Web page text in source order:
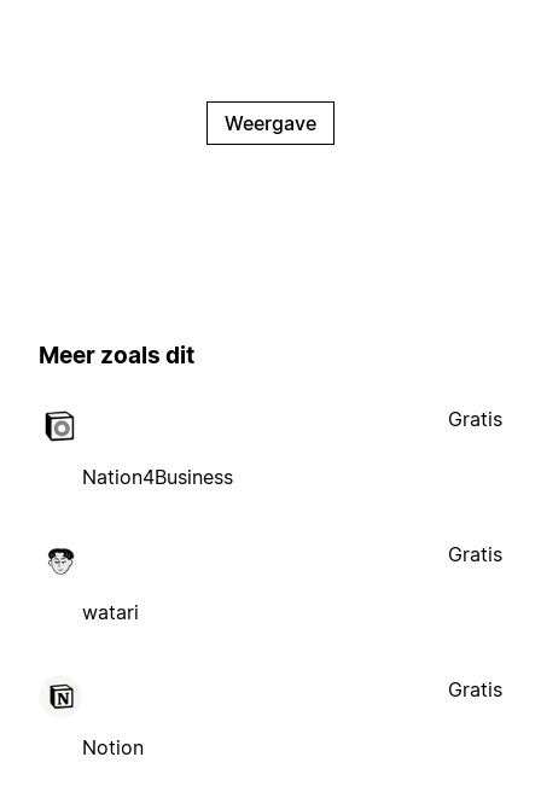
Weergave
Meer zoals dit
Nation4Business
Gratis
watari
Gratis
Notion
Gratis